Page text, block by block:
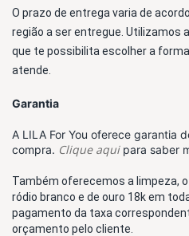
O prazo de entrega varia de
região a ser entregue. Utilizamos
que te possibilita escolher a
atende.
Garantia
A LILA For You oferece garantia
compra. Clique aquipara saber
Também oferecemos a limpeza,
ródio branco e de ouro 18k em
pagamento da taxa
orçamento pelo cliente.